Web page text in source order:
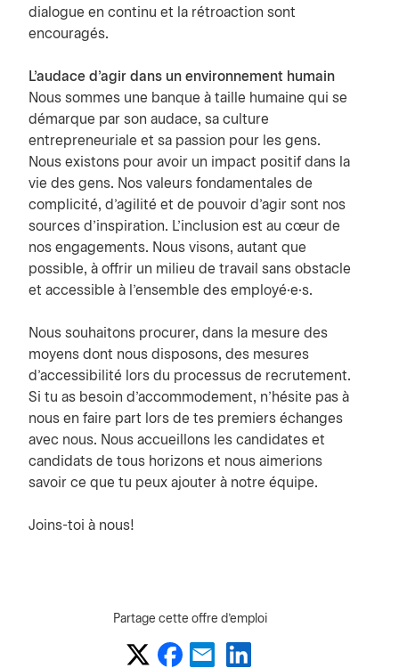
dialogue en continu et la rétroaction sont
encouragés.
L'audace d'agir dans un environnement humain
Nous sommes une banque à taille humaine qui se
démarque par son audace, sa culture
entrepreneuriale et sa passion pour les gens.
Nous existons pour avoir un impact positif dans la
vie des gens. Nos valeurs fondamentales de
complicité, d’agilité et de pouvoir d’agir sont nos
sources d’inspiration. L’inclusion est au cœur de
nos engagements. Nous visons, autant que
possible, à offrir un milieu de travail sans obstacle
et accessible à l’ensemble des employé·e·s.
Nous souhaitons procurer, dans la mesure des
moyens dont nous disposons, des mesures
d’accessibilité lors du processus de recrutement.
Si tu as besoin d'accommodement, n’hésite pas à
nous en faire part lors de tes premiers échanges
avec nous. Nous accueillons les candidates et
candidats de tous horizons et nous aimerions
savoir ce que tu peux ajouter à notre équipe.
Joins-toi à nous!
Partage cette offre d'emploi